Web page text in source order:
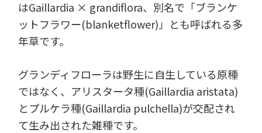
はGaillardia × grandiflora、別名で「ブランケ
ットフラワー(blanketflower)」とも呼ばれる多
年草です。
グランディフローラは野生に自生している原種
ではなく、アリスタータ種(Gaillardia aristata)
とプルケラ種(Gaillardia pulchella)が交配され
て生み出された雑種です。